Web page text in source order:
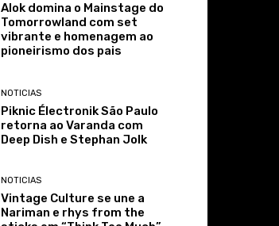
Alok domina o Mainstage do
Tomorrowland com set
vibrante e homenagem ao
pioneirismo dos pais
NOTICIAS
Piknic Électronik São Paulo
retorna ao Varanda com
Deep Dish e Stephan Jolk
NOTICIAS
Vintage Culture se une a
Nariman e rhys from the